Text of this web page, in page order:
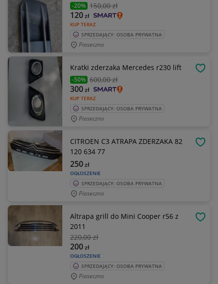
-20% 150,00 zł
KUP TERAZ
120zł
SPRZEDAJĄCY: OSOBA PRYWATNA
Piaseczno
Kratki zderzaka Mercedes r230 lift
-50% 600,00 zł
KUP TERAZ
300zł
SPRZEDAJĄCY: OSOBA PRYWATNA
Piaseczno
CITROEN C3 ATRAPA ZDERZAKA 82
120 634 77
OGŁOSZENIE
250zł
SPRZEDAJĄCY: OSOBA PRYWATNA
Piaseczno
Altrapa grill do Mini Cooper r56 z
2011
220,00 zł
OGŁOSZENIE
200zł
SPRZEDAJĄCY: OSOBA PRYWATNA
Piaseczno